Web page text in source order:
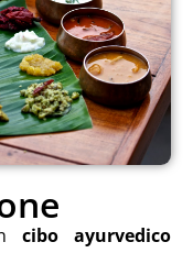
cibo ayurvedico